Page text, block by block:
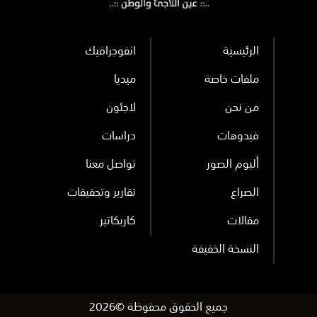
الرئيسية انفوجرافيك
ملفات خاصة ميديا
من نحن لاجئون
فيدوهات دراسات
ألبوم الصور تواصل معنا
الصراع تقارير وتحقيقات
مقالات كاريكاتير
النسخة الخفيفة
جميع الحقوق محفوظة ©2026